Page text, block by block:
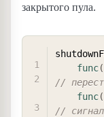
закрытого пула.
func(
//
func(
//